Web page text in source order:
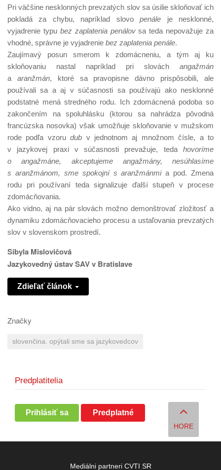
Pri väčšine nesklonných prevzatých slov sa úsilie skloňovať ich
pokladá za chybu, napríklad slovopenále je nesklonné,
vyjadrenie typu bez zaplatenia penálovsa teda nepovažuje za
vhodné, správne je vyjadrenie bez zaplatenia penále.
Zaujímavý posun smerom k zdomácneniu, a tým aj ku
skloňovaniu nastal napríklad pri slovách angažmán
a aranžmán, ktoré sa pravopisne dávno prispôsobili, ale
používali sa a aj v súčasnosti sa používajú ako nesklonné
podstatné mená stredného rodu. Ich zdomácnená podoba so
zakončením na spoluhlásku (ktorou sa nahrádza pôvodná
francúzska nosovka) však umožňuje skloňovanie v mužskom
rode podľa vzorudub v jednotnom aj množnom čísle, a to
v jazykovej praxi v súčasnosti prevažuje, teda hovoríme
o angažmáne, akceptujeme angažmány, nesúhlasíme
s aranžmánom, sme spokojní s aranžmánmia pod. Zmena
rodu pri používaní teda signalizuje ďalší stupeň v procese
zdomácňovania.
Ako vidno, aj na pár slovách možno demonštrovať zložitosť a
dynamiku zdomácňovacieho procesu a ustaľovania prevzatých
slov v slovenskom prostredí.
Sibyla Mislovičová
Jazykovedný ústav SAV v Bratislave
Zdieľať článok
Značky
slovenčina. opýtali sme sa jazykovedcov
Predplatitelia
Prihlásiť sa Predplatné
HORE
Mediálni partneri CVTI SR